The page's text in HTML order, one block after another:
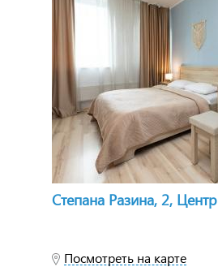
Степана Разина, 2, Центр
Посмотреть на карте